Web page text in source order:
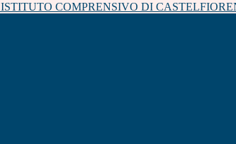
ISTITUTO COMPRENSIVO DI